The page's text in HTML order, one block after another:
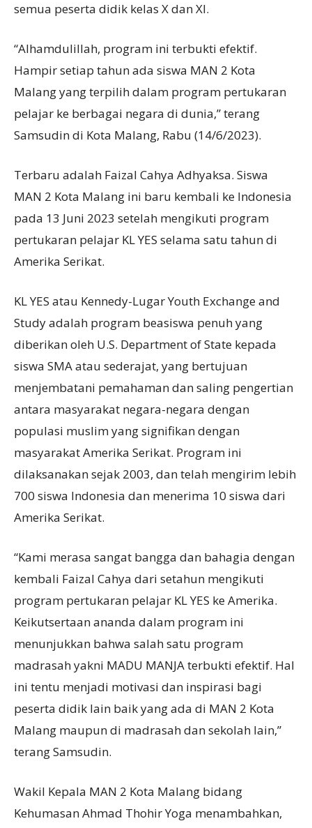
semua peserta didik kelas X dan XI.
“Alhamdulillah, program ini terbukti efektif.
Hampir setiap tahun ada siswa MAN 2 Kota
Malang yang terpilih dalam program pertukaran
pelajar ke berbagai negara di dunia,” terang
Samsudin di Kota Malang, Rabu (14/6/2023).
Terbaru adalah Faizal Cahya Adhyaksa. Siswa
MAN 2 Kota Malang ini baru kembali ke Indonesia
pada 13 Juni 2023 setelah mengikuti program
pertukaran pelajar KL YES selama satu tahun di
Amerika Serikat.
KL YES atau Kennedy-Lugar Youth Exchange and
Study adalah program beasiswa penuh yang
diberikan oleh U.S. Department of State kepada
siswa SMA atau sederajat, yang bertujuan
menjembatani pemahaman dan saling pengertian
antara masyarakat negara-negara dengan
populasi muslim yang signifikan dengan
masyarakat Amerika Serikat. Program ini
dilaksanakan sejak 2003, dan telah mengirim lebih
700 siswa Indonesia dan menerima 10 siswa dari
Amerika Serikat.
“Kami merasa sangat bangga dan bahagia dengan
kembali Faizal Cahya dari setahun mengikuti
program pertukaran pelajar KL YES ke Amerika.
Keikutsertaan ananda dalam program ini
menunjukkan bahwa salah satu program
madrasah yakni MADU MANJA terbukti efektif. Hal
ini tentu menjadi motivasi dan inspirasi bagi
peserta didik lain baik yang ada di MAN 2 Kota
Malang maupun di madrasah dan sekolah lain,”
terang Samsudin.
Wakil Kepala MAN 2 Kota Malang bidang
Kehumasan Ahmad Thohir Yoga menambahkan,